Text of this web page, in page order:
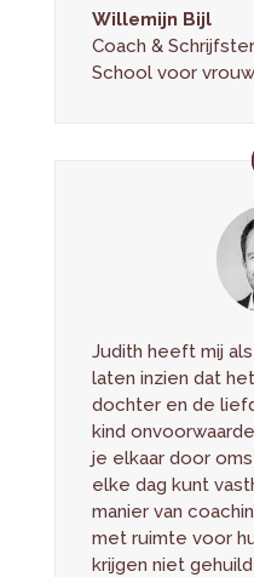
Willemijn Bijl
Coach & Schrijfster
School voor
Judith heeft mij
laten inzien dat
dochter en de
kind
je elkaar door
elke dag kunt
manier van
met ruimte voor
krijgen niet